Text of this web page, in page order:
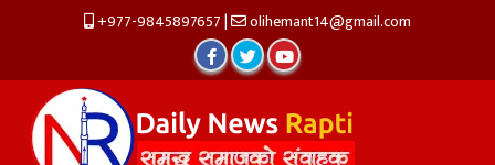
+977-9845897657| olihemant14@gmail.com